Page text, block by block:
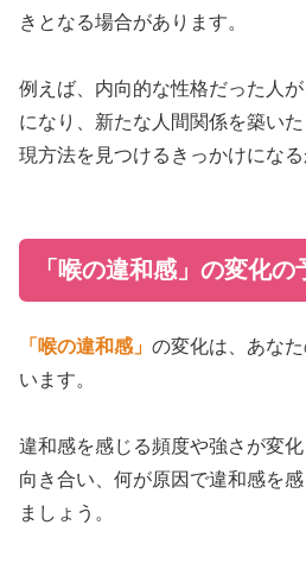
きとなる場合があります。
例えば、内向的な性格だった人
になり、新たな人間関係を築い
現方法を見つけるきっかけになる
「喉の違和感」の変化
「喉の違和感」 の変化は、あな
います。
違和感を感じる頻度や強さが変
向き合い、何が原因で違和感を
ましょう。